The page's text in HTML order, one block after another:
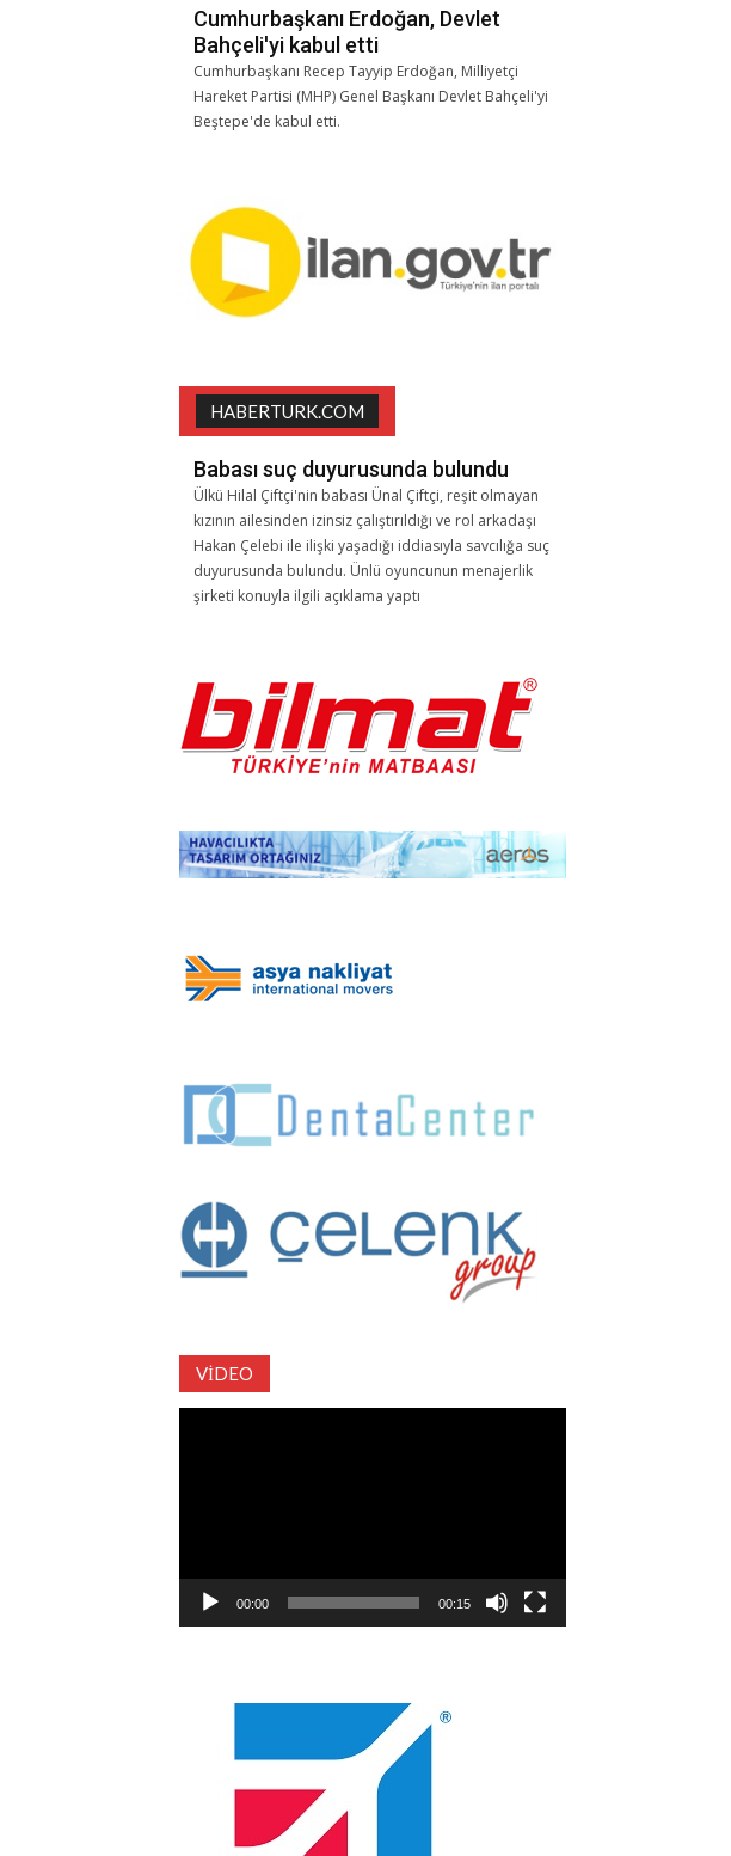
Cumhurbaşkanı Erdoğan, Devlet
Bahçeli'yi kabul etti
Cumhurbaşkanı Recep Tayyip Erdoğan, Milliyetçi
Hareket Partisi (MHP) Genel Başkanı Devlet Bahçeli'yi
Beştepe'de kabul etti.
HABERTURK.COM
Babası suç duyurusunda bulundu
Ülkü Hilal Çiftçi'nin babası Ünal Çiftçi, reşit olmayan
kızının ailesinden izinsiz çalıştırıldığı ve rol arkadaşı
Hakan Çelebi ile ilişki yaşadığı iddiasıyla savcılığa suç
duyurusunda bulundu. Ünlü oyuncunun menajerlik
şirketi konuyla ilgili açıklama yaptı
VIDEO
00:00 00:15